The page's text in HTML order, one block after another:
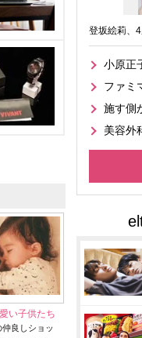
い子供たち
良しショッ
登坂絵莉、
小原正
ファミ
施す側
美容外